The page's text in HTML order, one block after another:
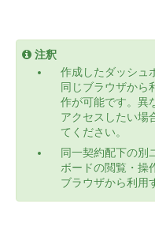
- APIリファレンス
■ 基本構築ガイド
- クラウド / サーバー
- Flexible InterConnect
- その他
注釈
作成したダッシュ
同じブラウザから
作が可能です。異
アクセスしたい場
てください。
同一契約配下の別
ボードの閲覧・操
ブラウザから利用